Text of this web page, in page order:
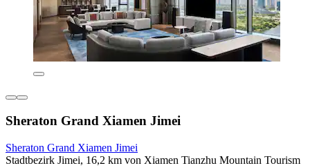
Sheraton Grand Xiamen Jimei
Sheraton Grand Xiamen Jimei
Stadtbezirk Jimei, 16,2 km von Xiamen Tianzhu Mountain Tourism